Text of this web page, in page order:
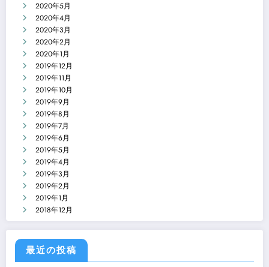
2020年5月
2020年4月
2020年3月
2020年2月
2020年1月
2019年12月
2019年11月
2019年10月
2019年9月
2019年8月
2019年7月
2019年6月
2019年5月
2019年4月
2019年3月
2019年2月
2019年1月
2018年12月
最近の投稿